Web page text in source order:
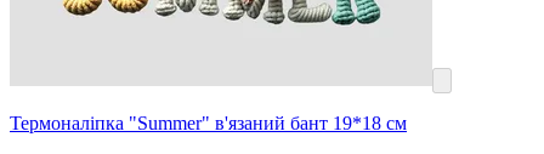
Термоналіпка "Summer" в'язаний бант 19*18 см